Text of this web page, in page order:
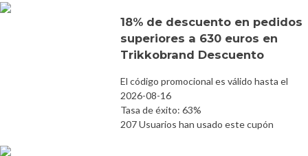
18% de descuento en pedidos
superiores a 630 euros en
Trikkobrand Descuento
El código promocional es válido hasta el
2026-08-16
Tasa de éxito: 63%
207 Usuarios han usado este cupón